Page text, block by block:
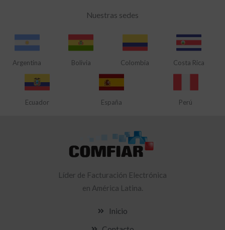
Nuestras sedes
Argentina Bolivia Colombia Costa Rica
Ecuador España Perú
Líder de Facturación Electrónica
en América Latina.
Inicio